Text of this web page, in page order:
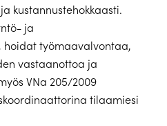
kustannustehokkaasti.
ja
hoidat työmaavalvontaa,
vastaanottoa ja
VNa 205/2009
tilaamiesi